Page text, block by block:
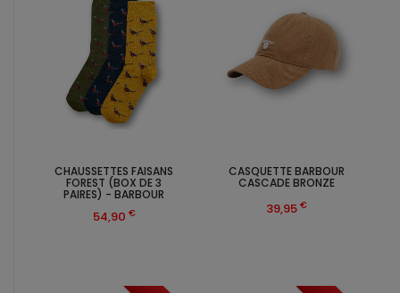
CHAUSSETTES FAISANS
FOREST (BOX DE 3
PAIRES) - BARBOUR
54,90 €
CASQUETTE BARBOUR
CASCADE BRONZE
39,95 €